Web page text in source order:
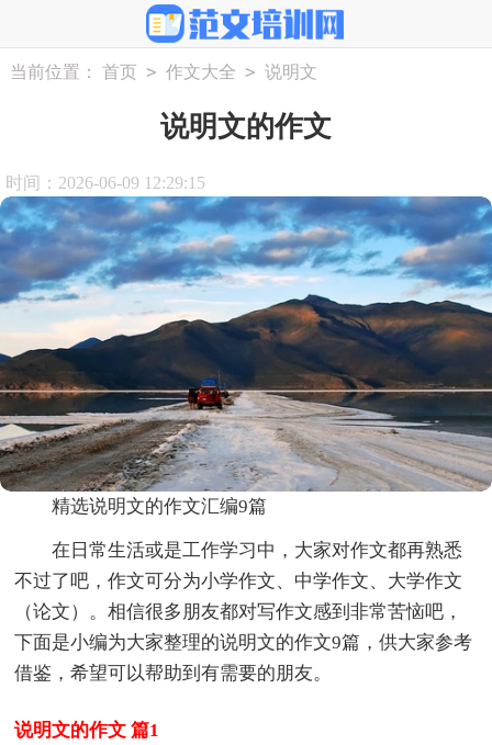
当前位置： 首页 > 作文大全 > 说明文
说明文的作文
时间：2026-06-09 12:29:15
精选说明文的作文汇编9篇
在日常生活或是工作学习中，大家对作文都再熟悉
不过了吧，作文可分为小学作文、中学作文、大学作文
（论文）。相信很多朋友都对写作文感到非常苦恼吧，
下面是小编为大家整理的说明文的作文9篇，供大家参考
借鉴，希望可以帮助到有需要的朋友。
说明文的作文 篇1